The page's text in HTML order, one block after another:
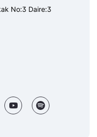
No:3 Daire:3